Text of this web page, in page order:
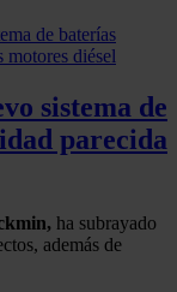
sistema de
parecida
ha subrayado
además de